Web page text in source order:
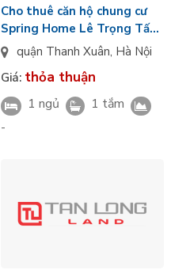
Cho thuê căn hộ chung cư
Spring Home Lê Trọng Tấn,
Thanh Xuân, HN
quận Thanh Xuân, Hà Nội
Giá: thỏa thuận
1 ngủ
1 tắm
-